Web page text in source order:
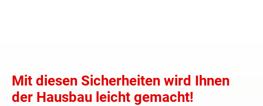
Mit diesen Sicherheiten wird Ihnen
der Hausbau leicht gemacht!